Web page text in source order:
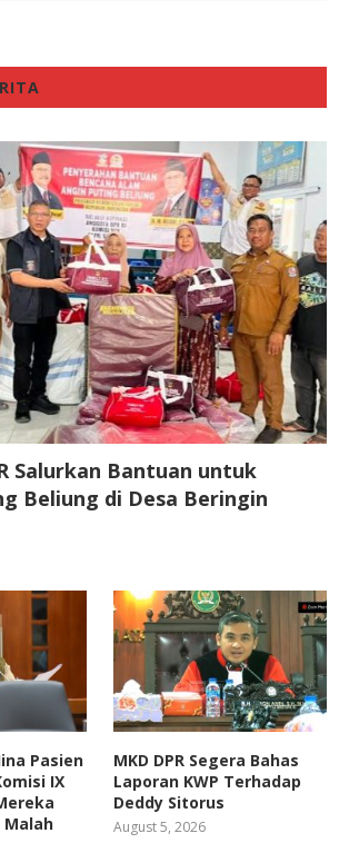
Salurkan Bantuan untuk
Beliung di Desa Beringin
Pasien
IX
Malah
MKD DPR Segera Bahas
Laporan KWP Terhadap
Deddy Sitorus
August 5, 2026